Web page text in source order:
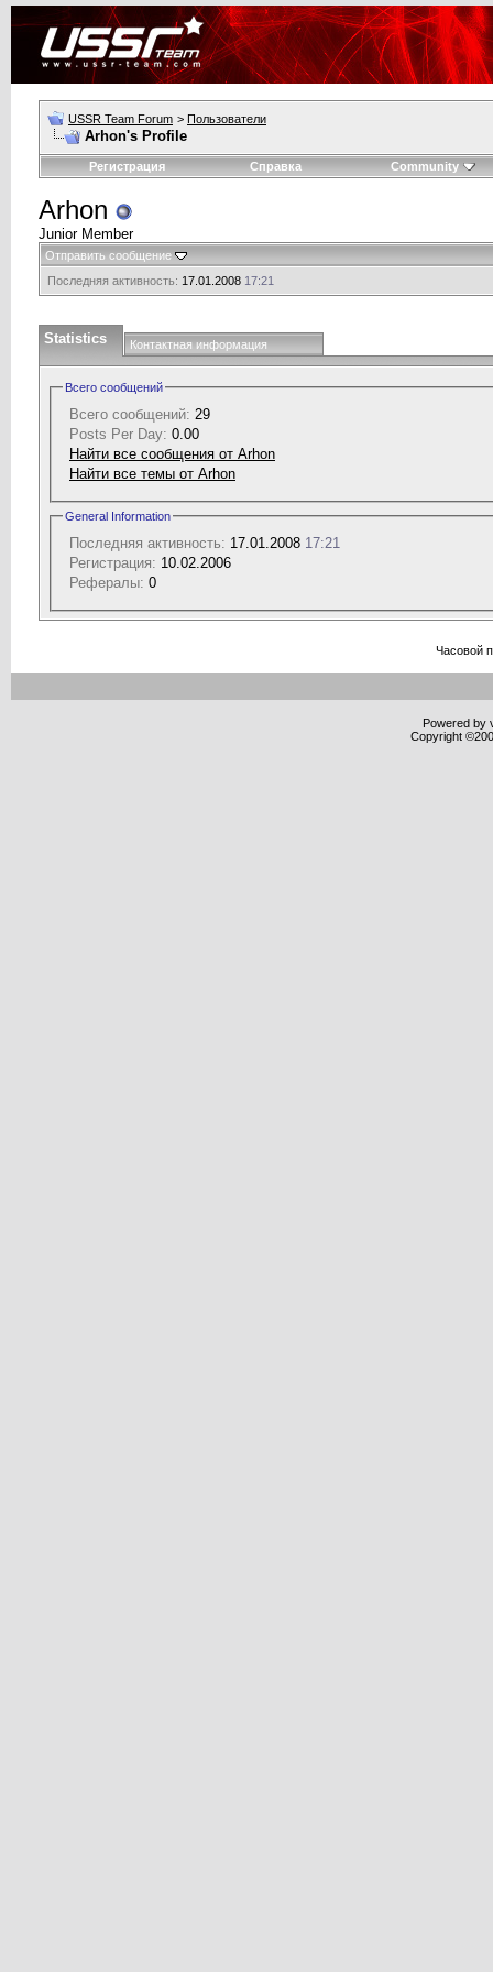
USSR Team Forum > Пользователи
Arhon's Profile
Регистрация Справка Community
Arhon
Junior Member
Отправить сообщение
Последняя активность: 17.01.2008 17:21
Statistics Контактная информация
Всего сообщений
Всего сообщений: 29
Posts Per Day: 0.00
Найти все сообщения от Arhon
Найти все темы от Arhon
General Information
Последняя активность: 17.01.2008 17:21
Регистрация: 10.02.2006
Рефералы: 0
Часовой
Powered by
Copyright